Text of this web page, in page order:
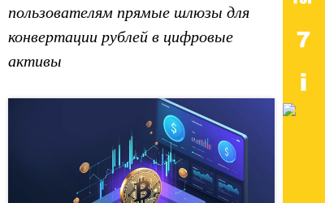
пользователям прямые шлюзы для
конвертации рублей в цифровые
активы